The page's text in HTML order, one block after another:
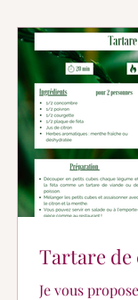
Tartare
Je vous